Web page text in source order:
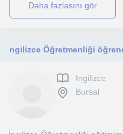
daha fazlasını gör
Ingilizce
Bursal